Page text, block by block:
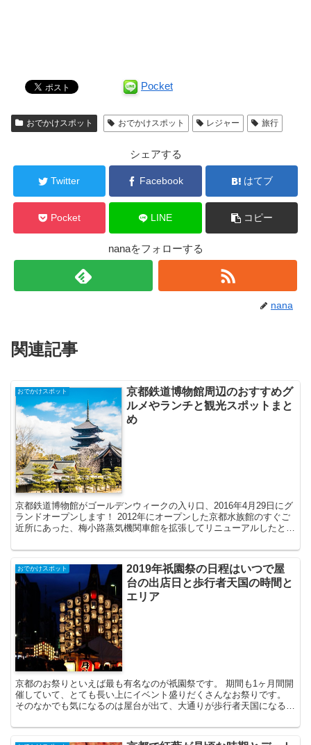
Pocket
おでかけスポット おでかけスポット レジャー 旅行
シェアする
Twitter Facebook はてブ
Pocket LINE コピー
nanaをフォローする
nana
関連記事
おでかけスポット
京都鉄道博物館周辺のおすすめグ
ルメやランチと観光スポットまと
め
京都鉄道博物館がゴールデンウィークの入り口、2016年4月29日にグ
ランドオープンします！ 2012年にオープンした京都水族館のすぐご
近所にあった、梅小路蒸気機関車館を拡張してリニューアルしたとあ
おでかけスポット
2019年祇園祭の日程はいつで屋
台の出店日と歩行者天国の時間と
エリア
京都のお祭りといえば最も有名なのが祇園祭です。 期間も1ヶ月間開
催していて、とても長い上にイベント盛りだくさんなお祭りです。
そのなかでも気になるのは屋台が出て、大通りが歩行者天国になる前